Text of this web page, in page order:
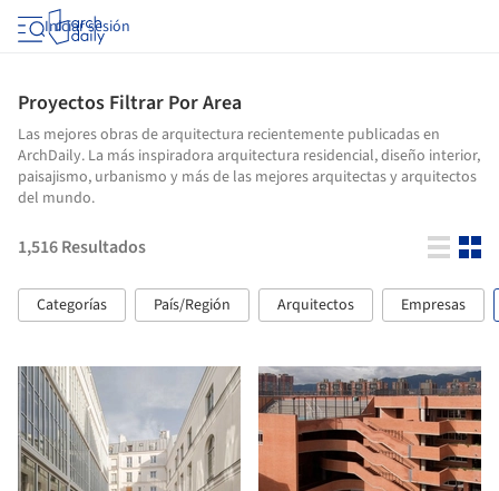
Iniciar sesión
Proyectos Filtrar Por Area
Las mejores obras de arquitectura recientemente publicadas en
ArchDaily. La más inspiradora arquitectura residencial, diseño interior,
paisajismo, urbanismo y más de las mejores arquitectas y arquitectos
del mundo.
1,516Resultados
Categorías País/Región Arquitectos Empresas